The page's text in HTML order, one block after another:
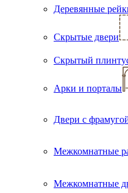
Деревянные
Скрытые двери
Скрытый
Арки и порталы
Двери с
Межкомнатные
Межкомнатные